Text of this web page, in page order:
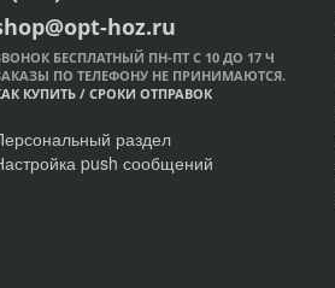
hoz.ru
БЕСПЛАТНЫЙ ПН-ПТ С 10 ДО 17 Ч
ПО ТЕЛЕФОНУ НЕ ПРИНИМАЮТСЯ.
КУПИТЬ / СРОКИ ОТПРАВОК
раздел
push сообщений